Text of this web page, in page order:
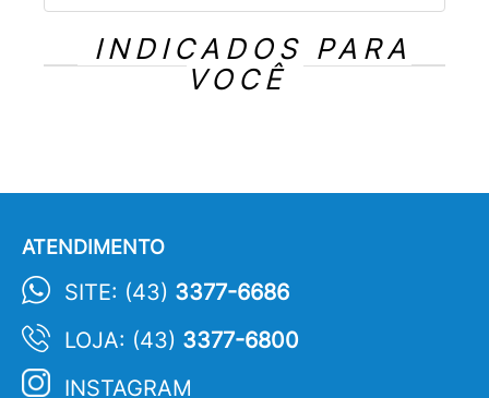
INDICADOS PARA
VOCÊ
ATENDIMENTO
SITE: (43) 3377-6686
LOJA: (43) 3377-6800
INSTAGRAM